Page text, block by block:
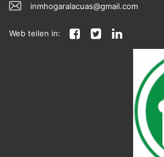
inmhogaralacuas@gmail.com
Web teilen in: